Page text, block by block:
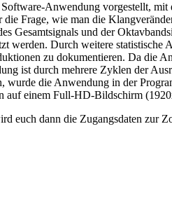
Anwendung vorgestellt,
Frage, wie man die
Gesamtsignals und der
werden. Durch weitere
zu dokumentieren. Da die
ist durch mehrere Zyklen der
wurde die Anwendung in der
auf einem Full-HD-Bildschirm
euch dann die Zugangsdaten zur